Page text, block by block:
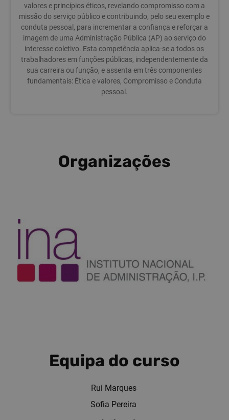
valores e princípios éticos, revelando compromisso com a
missão do serviço público e contribuindo, pelo seu exemplo e
conduta pessoal, para incrementar a confiança e reforçar a
imagem de uma Administração Pública (AP) ao serviço do
interesse coletivo. Esta competência aplica-se a todos os
trabalhadores em funções públicas, independentemente da
sua carreira ou função, e assenta em três componentes
fundamentais: Ética e valores, Compromisso e Conduta
pessoal.
Organizações
Equipa do curso
Rui Marques
Sofia Pereira